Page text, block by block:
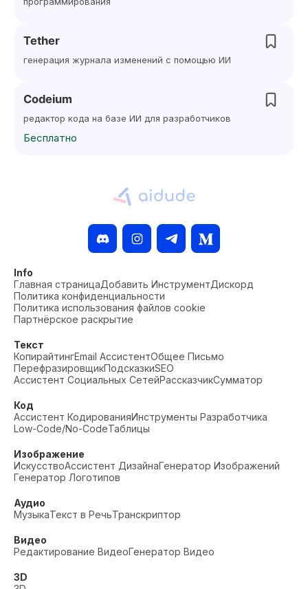
Tether
генерация журнала изменений с помощью ИИ
Codeium
редактор кода на базе ИИ для разработчиков
Бесплатно
Info
Главная страницаДобавить ИнструментДискорд
Политика конфиденциальности
Политика использования файлов cookie
Партнёрское раскрытие
Текст
КопирайтингEmail АссистентОбщее Письмо
ПерефразировщикПодсказкиSEO
Ассистент Социальных СетейРассказчикСумматор
Код
Ассистент КодированияИнструменты Разработчика
Low-Code/No-CodeТаблицы
Изображение
ИскусствоАссистент ДизайнаГенератор Изображений
Генератор Логотипов
Аудио
МузыкаТекст в РечьТранскриптор
Видео
Редактирование ВидеоГенератор Видео
3D